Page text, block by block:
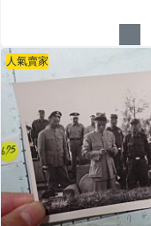
人氣賣家